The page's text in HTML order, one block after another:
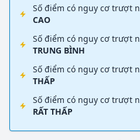
Số điểm có nguy cơ trượt
CAO
Số điểm có nguy cơ trượt
TRUNG BÌNH
Số điểm có nguy cơ trượt
THẤP
Số điểm có nguy cơ trượt
RẤT THẤP